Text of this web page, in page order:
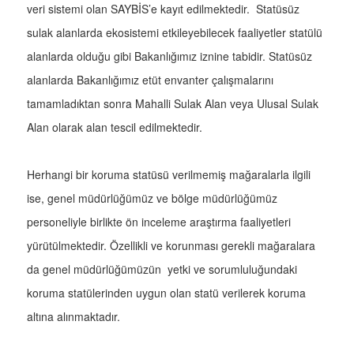
veri sistemi olan SAYBİS’e kayıt edilmektedir. Statüsüz
sulak alanlarda ekosistemi etkileyebilecek faaliyetler statülü
alanlarda olduğu gibi Bakanlığımız iznine tabidir. Statüsüz
alanlarda Bakanlığımız etüt envanter çalışmalarını
tamamladıktan sonra Mahalli Sulak Alan veya Ulusal Sulak
Alan olarak alan tescil edilmektedir.
Herhangi bir koruma statüsü verilmemiş mağaralarla ilgili
ise, genel müdürlüğümüz ve bölge müdürlüğümüz
personeliyle birlikte ön inceleme araştırma faaliyetleri
yürütülmektedir. Özellikli ve korunması gerekli mağaralara
da genel müdürlüğümüzün yetki ve sorumluluğundaki
koruma statülerinden uygun olan statü verilerek koruma
altına alınmaktadır.